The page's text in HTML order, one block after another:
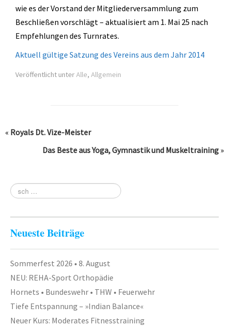
wie es der Vorstand der Mitgliederversammlung zum
Beschließen vorschlägt – aktualisiert am 1. Mai 25 nach
Empfehlungen des Turnrates.
Aktuell gültige Satzung des Vereins aus dem Jahr 2014
Veröffentlicht unterAlle, Allgemein
« Royals Dt. Vize-Meister
Das Beste aus Yoga, Gymnastik und Muskeltraining »
Neueste Beiträge
Sommerfest 2026 • 8. August
NEU: REHA-Sport Orthopädie
Hornets • Bundeswehr • THW • Feuerwehr
Tiefe Entspannung – »Indian Balance«
Neuer Kurs: Moderates Fitnesstraining